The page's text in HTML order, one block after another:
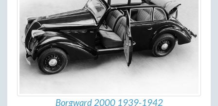
Borgward 2000 1939-1942